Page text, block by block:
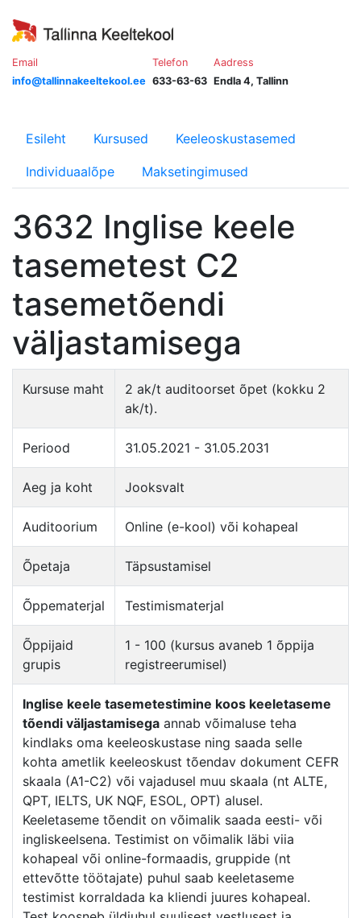
Email
info@tallinnakeeltekool.ee
Telefon
633-63-63
Aadress
Endla 4, Tallinn
Esileht Kursused Keeleoskustasemed
Individuaalõpe Maksetingimused
3632 Inglise keele
tasemetest C2
tasemetõendi
väljastamisega
Kursuse maht
2 ak/t auditoorset õpet (kokku 2
ak/t).
Periood 31.05.2021 - 31.05.2031
Aeg ja koht Jooksvalt
Auditoorium Online (e-kool) või kohapeal
Õpetaja Täpsustamisel
Õppematerjal Testimismaterjal
Õppijaid
grupis
1 - 100 (kursus avaneb 1 õppija
registreerumisel)
Inglise keele tasemetestimine koos keeletaseme
tõendi väljastamisega annab võimaluse teha
kindlaks oma keeleoskustase ning saada selle
kohta ametlik keeleoskust tõendav dokument CEFR
skaala (A1-C2) või vajadusel muu skaala (nt ALTE,
QPT, IELTS, UK NQF, ESOL, OPT) alusel.
Keeletaseme tõendit on võimalik saada eesti- või
ingliskeelsena. Testimist on võimalik läbi viia
kohapeal või online-formaadis, gruppide (nt
ettevõtte töötajate) puhul saab keeletaseme
testimist korraldada ka kliendi juures kohapeal.